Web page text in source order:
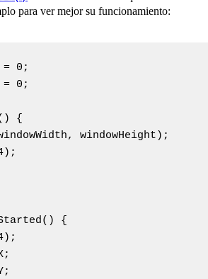
para ver mejor su funcionamiento:
0;
0;
{
windowHeight);
{